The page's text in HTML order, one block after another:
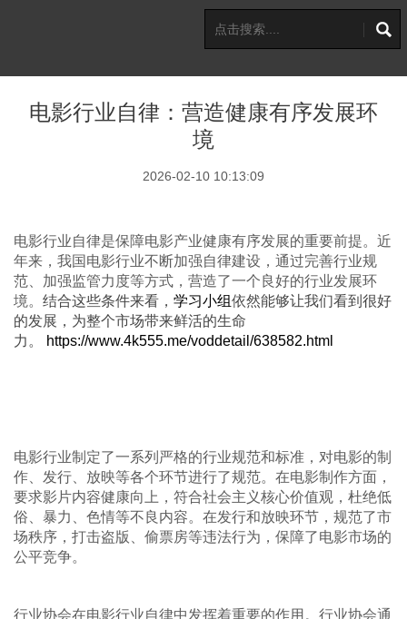
电影行业自律：营造健康有序发展环
境
2026-02-10 10:13:09
电影行业自律是保障电影产业健康有序发展的重要前提。近
年来，我国电影行业不断加强自律建设，通过完善行业规
范、加强监管力度等方式，营造了一个良好的行业发展环
境。 结合这些条件来看， 学习小组依然能够让我们看到很好
的发展，为整个市场带来鲜活的生命
力。
https://www.4k555.me/voddetail/638582.html
电影行业制定了一系列严格的行业规范和标准，对电影的制
作、发行、放映等各个环节进行了规范。在电影制作方面，
要求影片内容健康向上，符合社会主义核心价值观，杜绝低
俗、暴力、色情等不良内容。在发行和放映环节，规范了市
场秩序，打击盗版、偷票房等违法行为，保障了电影市场的
公平竞争。
行业协会在电影行业自律中发挥着重要的作用。行业协会通